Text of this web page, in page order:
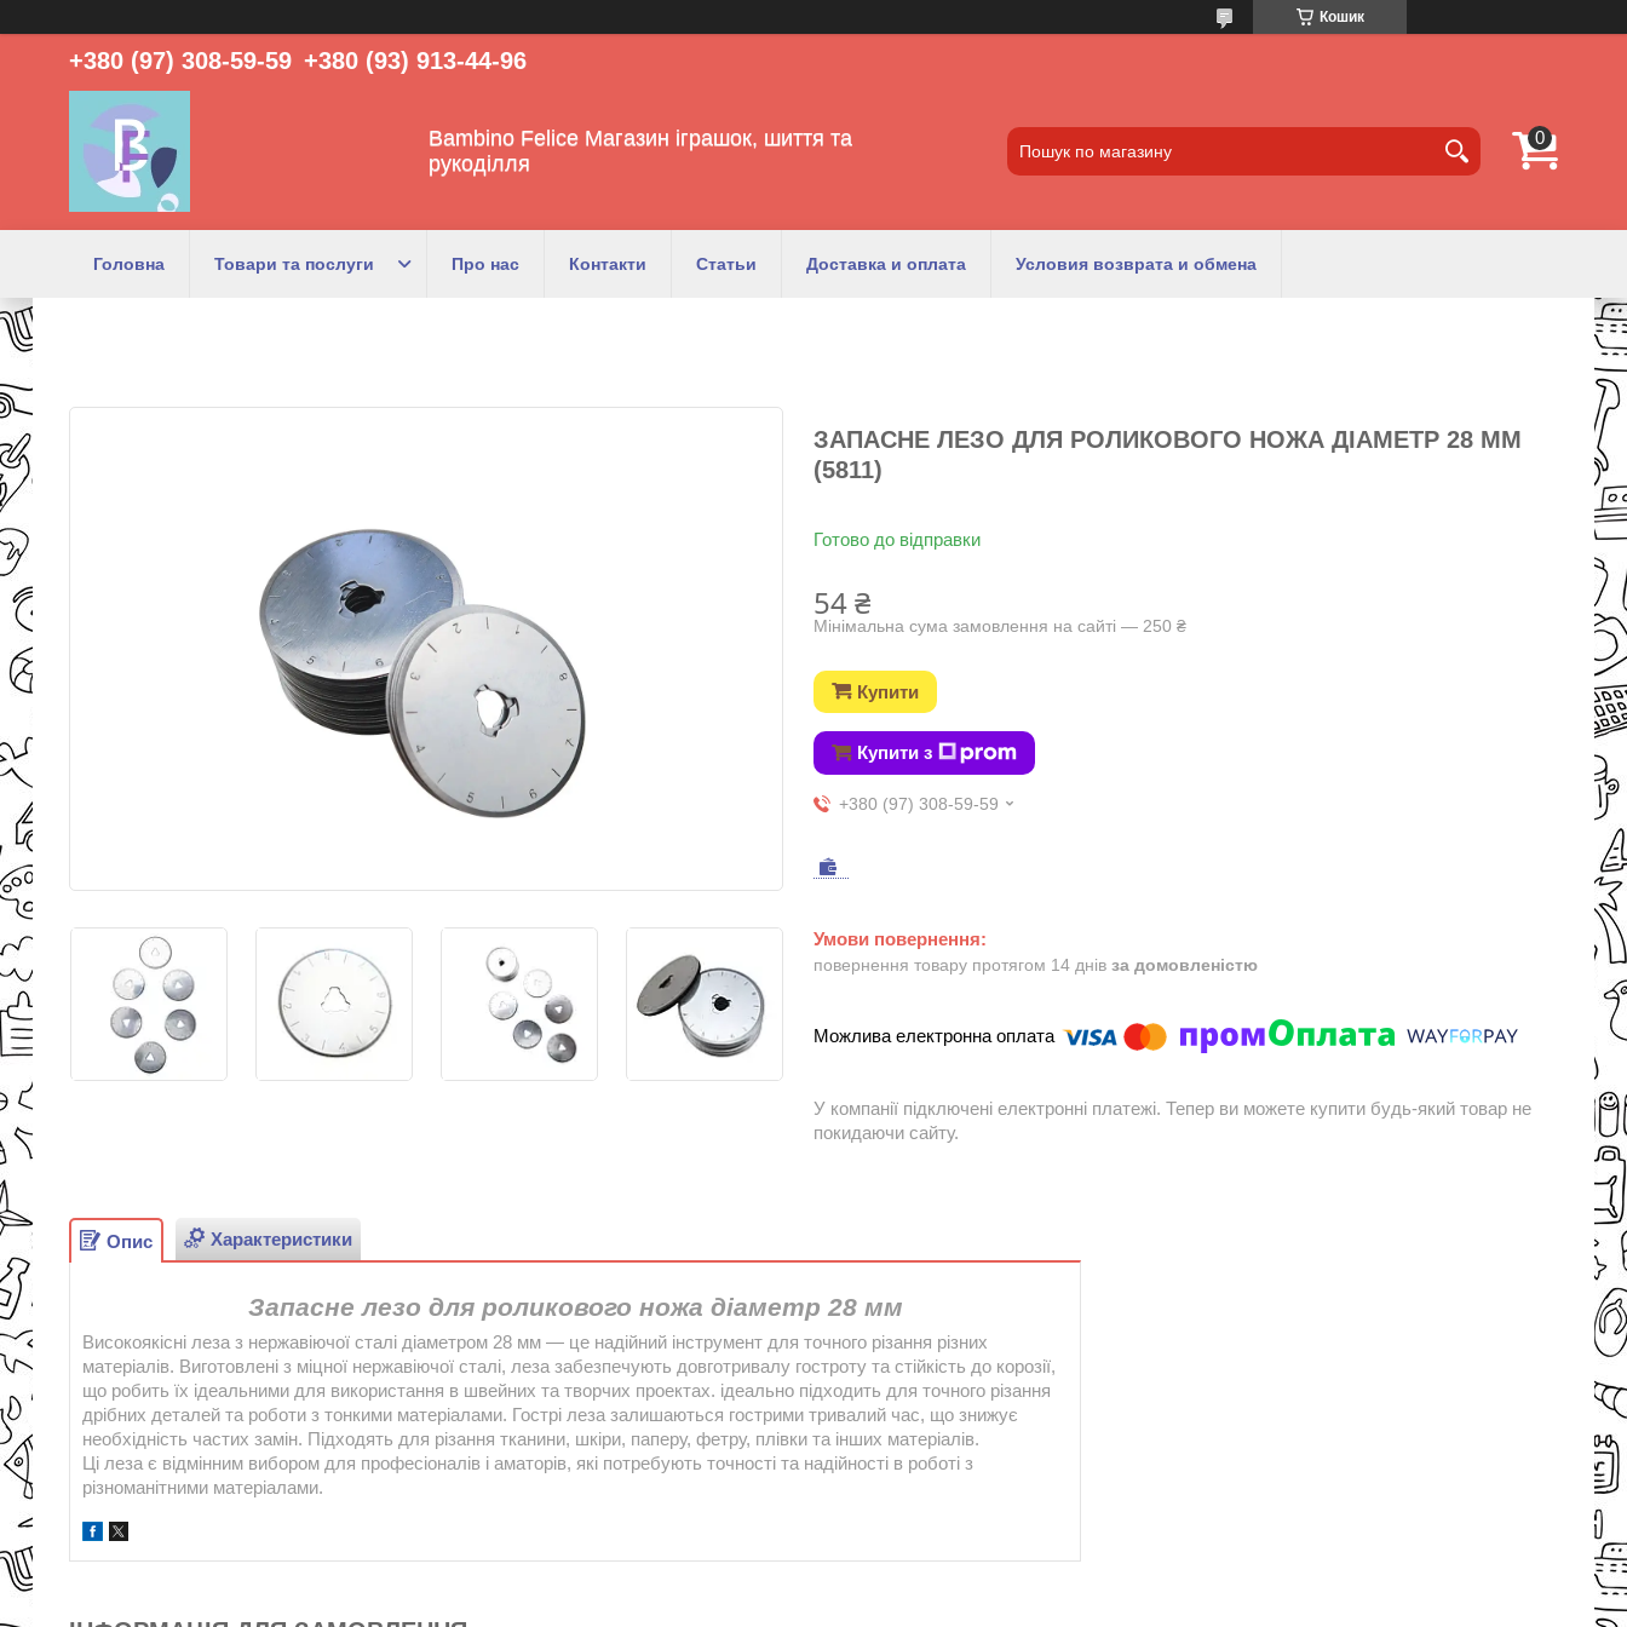
Кошик
+380 (97) 308-59-59 +380 (93) 913-44-96
Bambino Felice Магазин іграшок, шиття та
рукоділля
Головна Товари та послуги Про нас Контакти Статьи Доставка и оплата Условия возврата и обмена
ЗАПАСНЕ ЛЕЗО ДЛЯ РОЛИКОВОГО НОЖА ДІАМЕТР 28 ММ
(5811)
Готово до відправки
54 ₴
Мінімальна сума замовлення на сайті — 250 ₴
Купити
Купити з
+380 (97) 308-59-59
повернення товару протягом 14 днів за домовленістю
У компанії підключені електронні платежі. Тепер ви можете купити будь-який товар не
покидаючи сайту.
Опис Характеристики
Запасне лезо для роликового ножа діаметр 28 мм
Високоякісні леза з нержавіючої сталі діаметром 28 мм — це надійний інструмент для точного різання різних
матеріалів. Виготовлені з міцної нержавіючої сталі, леза забезпечують довготривалу гостроту та стійкість до корозії,
що робить їх ідеальними для використання в швейних та творчих проектах. ідеально підходить для точного різання
дрібних деталей та роботи з тонкими матеріалами. Гострі леза залишаються гострими тривалий час, що знижує
необхідність частих замін. Підходять для різання тканини, шкіри, паперу, фетру, плівки та інших матеріалів.
Ці леза є відмінним вибором для професіоналів і аматорів, які потребують точності та надійності в роботі з
різноманітними матеріалами.